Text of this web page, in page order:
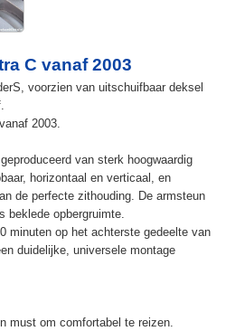
C vanaf 2003
voorzien van uitschuifbaar deksel
2003.
van sterk hoogwaardig
horizontaal en verticaal, en
de perfecte zithouding. De armsteun
beklede opbergruimte.
minuten op het achterste gedeelte van
duidelijke, universele montage
must om comfortabel te reizen.